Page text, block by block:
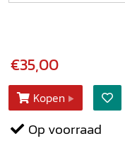
€35,00
Kopen
Op voorraad